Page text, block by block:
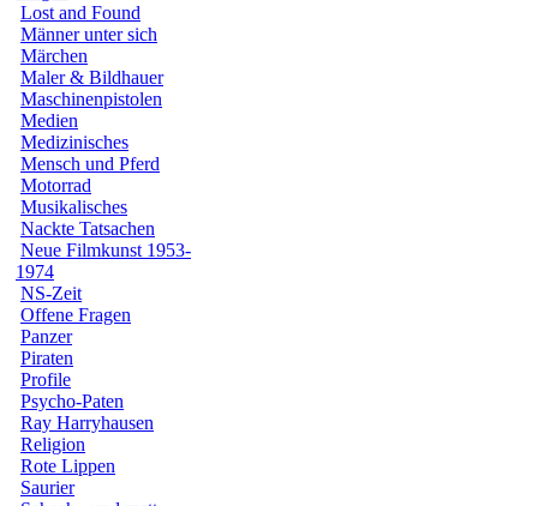
Lost and Found
Männer unter sich
Märchen
Maler & Bildhauer
Maschinenpistolen
Medien
Medizinisches
Mensch und Pferd
Motorrad
Musikalisches
Nackte Tatsachen
Neue Filmkunst 1953-
1974
NS-Zeit
Offene Fragen
Panzer
Piraten
Profile
Psycho-Paten
Ray Harryhausen
Religion
Rote Lippen
Saurier